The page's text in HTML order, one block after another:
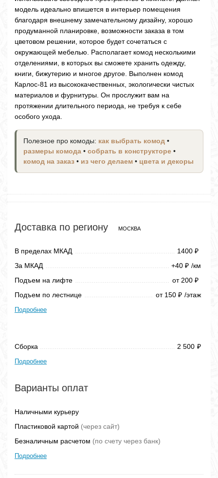
модель идеально впишется в интерьер помещения
благодаря внешнему замечательному дизайну, хорошо
продуманной планировке, возможности заказа в том
цветовом решении, которое будет сочетаться с
окружающей мебелью. Располагает комод несколькими
отделениями, в которых вы сможете хранить одежду,
книги, бижутерию и многое другое. Выполнен комод
Карлос-81 из высококачественных, экологически чистых
материалов и фурнитуры. Он прослужит вам на
протяжении длительного периода, не требуя к себе
особого ухода.
Полезное про комоды: как выбрать комод •
размеры комода • собрать в конструкторе •
комод на заказ • из чего делаем • цвета и декоры
Доставка по региону МОСКВА
В пределах МКАД 1400 ₽
За МКАД +40 ₽ /км
Подъем на лифте
от 200 ₽
Подъем по лестнице от 150 ₽ /этаж
Подробнее
Сборка 2 500 ₽
Подробнее
Варианты оплат
Наличными курьеру
Пластиковой картой (через сайт)
Безналичным расчетом (по счету через банк)
Подробнее